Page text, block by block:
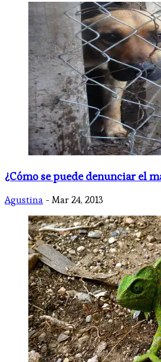
¿Cómo se puede denunciar el
Agustina - Mar 24, 2013